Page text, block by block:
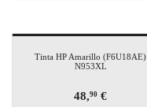
Tinta HP Amarillo (F6U18AE)
N953XL
48,90 €